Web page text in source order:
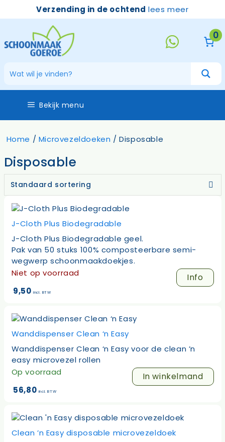
Verzending in de ochtend lees meer
0
Bekijk menu
Home / Microvezeldoeken / Disposable
Disposable
J-Cloth Plus Biodegradable
J-Cloth Plus Biodegradable geel.
Pak van 50 stuks 100% composteerbare semi-
wegwerp schoonmaakdoekjes.
Niet op voorraad
Info
9,50 incl. BTW
Wanddispenser Clean ‘n Easy
Wanddispenser Clean ‘n Easy voor de clean ’n
easy microvezel rollen
Op voorraad
In winkelmand
56,80 incl. BTW
Clean ’n Easy disposable microvezeldoek